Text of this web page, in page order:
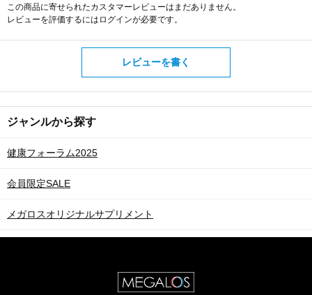
この商品に寄せられたカスタマーレビューはまだありません。
レビューを評価するには ログインが必要です。
レビューを書く
ジャンルから探す
健康フォーラム2025
会員限定SALE
メガロスオリジナルサプリメント